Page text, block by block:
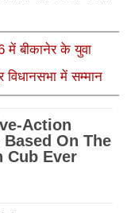
में बीकानेर के युवा
में सम्मान